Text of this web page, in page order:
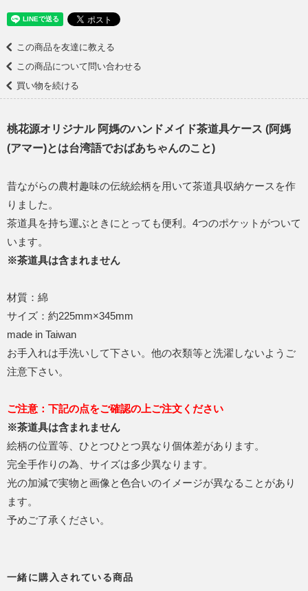
この商品を友達に教える
この商品について問い合わせる
買い物を続ける
桃花源オリジナル 阿媽のハンドメイド茶道具ケース (阿媽
(アマー)とは台湾語でおばあちゃんのこと)
昔ながらの農村趣味の伝統絵柄を用いて茶道具収納ケースを作
りました。
茶道具を持ち運ぶときにとっても便利。4つのポケットがついて
います。
※茶道具は含まれません
材質：綿
サイズ：約225mm×345mm
made in Taiwan
お手入れは手洗いして下さい。他の衣類等と洗濯しないようご
注意下さい。
ご注意：下記の点をご確認の上ご注文ください
※茶道具は含まれません
絵柄の位置等、ひとつひとつ異なり個体差があります。
完全手作りの為、サイズは多少異なります。
光の加減で実物と画像と色合いのイメージが異なることがあり
ます。
予めご了承ください。
一緒に購入されている商品